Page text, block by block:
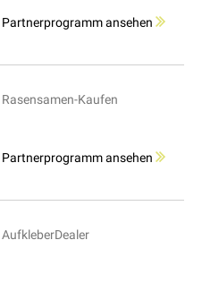
Partnerprogramm ansehen
Rasensamen-Kaufen
Partnerprogramm ansehen
AufkleberDealer